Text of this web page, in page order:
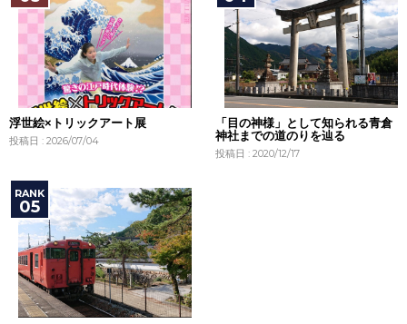
浮世絵×トリックアート展
投稿日 : 2026/07/04
「目の神様」として知られる青倉
神社までの道のりを辿る
投稿日 : 2020/12/17